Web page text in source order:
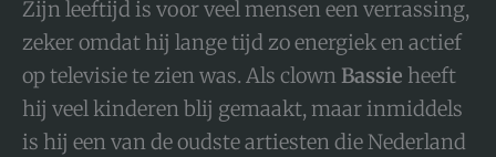
Zijn leeftijd is voor veel mensen een verrassing,
zeker omdat hij lange tijd zo energiek en actief
op televisie te zien was. Als clownBassie heeft
hij veel kinderen blij gemaakt, maar inmiddels
is hij een van de oudste artiesten die Nederland